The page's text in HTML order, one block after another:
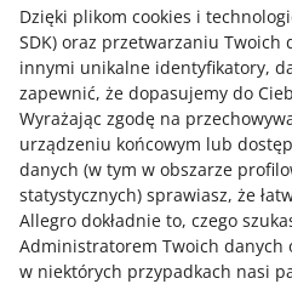
Dzięki plikom cookies i
SDK) oraz przetwarzaniu Twoich
innymi unikalne identyfikatory,
zapewnić, że dopasujemy do
Wyrażając zgodę na
urządzeniu końcowym lub
danych (w tym w obszarze
statystycznych) sprawiasz, że
Allegro dokładnie to, czego
Administratorem Twoich danych
w niektórych przypadkach nasi
tak jak dotychczas –
zamówienia nie
automatycznie.
Jak oceniasz te zmiany/
0 - Porażka